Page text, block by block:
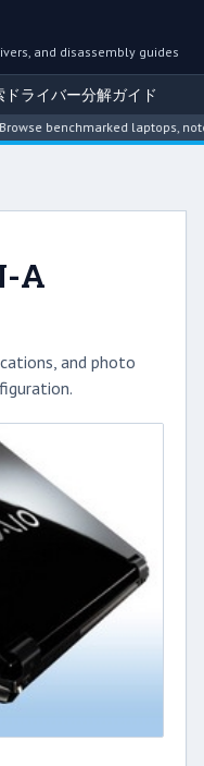
and disassembly guides
ドライバー分解ガイド
benchmarked laptops,
A
and photo